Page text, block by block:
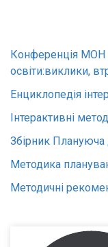
Конференція МОН
освіти:виклики,
Енциклопедія
Інтерактивні
Збірник Плануюча
Методика
Методичні